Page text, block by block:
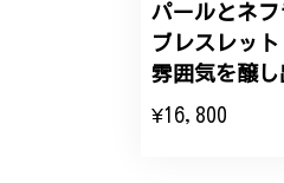
2024/11/20
バングルの腕周りのサイズ直
パールとネ
ブレスレッ
雰囲気を醸し
¥16,800